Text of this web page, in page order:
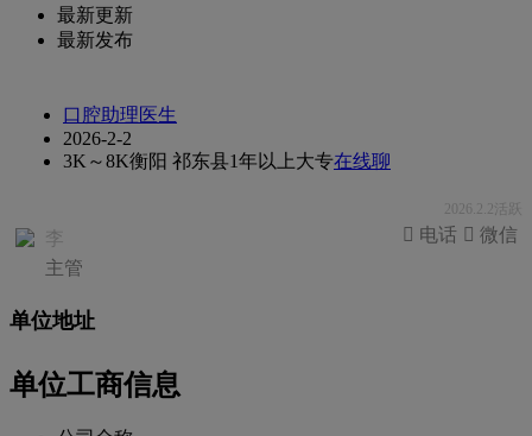
最新更新
最新发布
口腔助理医生
2026-2-2
3K～8K衡阳 祁东县1年以上大专在线聊
2026.2.2活跃
李
主管
 微信
 电话
单位地址
单位工商信息